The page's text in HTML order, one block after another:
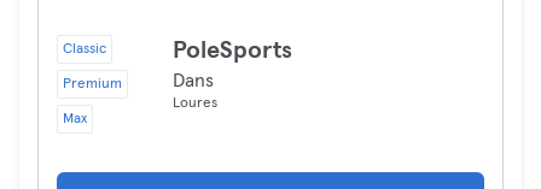
Classic
Premium
Max
PoleSports
Dans
Loures